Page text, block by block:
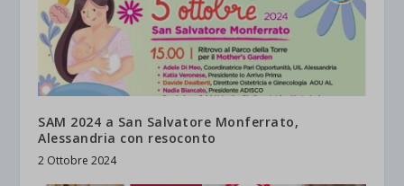
SAM 2024 a San Salvatore Monferrato,
Alessandria con resoconto
2 Ottobre 2024